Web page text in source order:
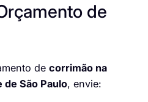
de
de corrimão na
de São Paulo, envie: